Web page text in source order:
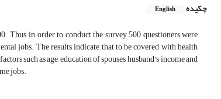
چکیده
English
Thus, in order to conduct the survey 500 questioners were
jobs. The results indicate that to be covered with health
such as age, education of spouses, husband's income and
jobs.